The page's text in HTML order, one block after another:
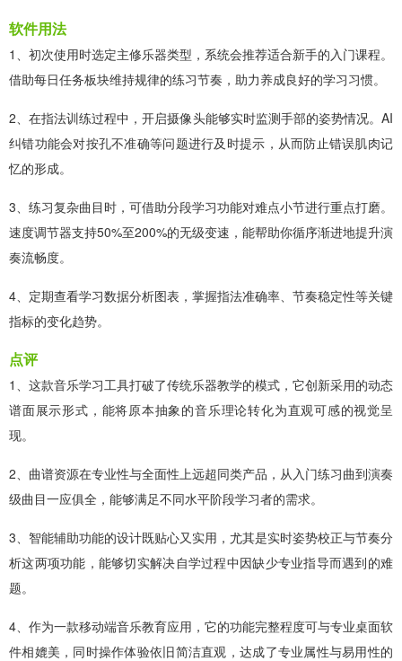
软件用法
1、初次使用时选定主修乐器类型，系统会推荐适合新手的入门课程。
借助每日任务板块维持规律的练习节奏，助力养成良好的学习习惯。
2、在指法训练过程中，开启摄像头能够实时监测手部的姿势情况。AI
纠错功能会对按孔不准确等问题进行及时提示，从而防止错误肌肉记
忆的形成。
3、练习复杂曲目时，可借助分段学习功能对难点小节进行重点打磨。
速度调节器支持50%至200%的无级变速，能帮助你循序渐进地提升演
奏流畅度。
4、定期查看学习数据分析图表，掌握指法准确率、节奏稳定性等关键
指标的变化趋势。
点评
1、这款音乐学习工具打破了传统乐器教学的模式，它创新采用的动态
谱面展示形式，能将原本抽象的音乐理论转化为直观可感的视觉呈
现。
2、曲谱资源在专业性与全面性上远超同类产品，从入门练习曲到演奏
级曲目一应俱全，能够满足不同水平阶段学习者的需求。
3、智能辅助功能的设计既贴心又实用，尤其是实时姿势校正与节奏分
析这两项功能，能够切实解决自学过程中因缺少专业指导而遇到的难
题。
4、作为一款移动端音乐教育应用，它的功能完整程度可与专业桌面软
件相媲美，同时操作体验依旧简洁直观，达成了专业属性与易用性的